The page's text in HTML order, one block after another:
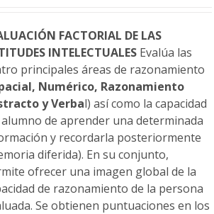
FACTORIAL DE LAS
INTELECTUALESEvalúa las
principales áreas de razonamiento
Numérico, Razonamiento
y Verbal) así como la capacidad
de aprender una determinada
y recordarla posteriormente
diferida). En su conjunto,
ofrecer una imagen global de la
de razonamiento de la persona
Se obtienen puntuaciones en los